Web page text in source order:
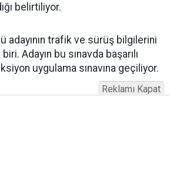
belirtiliyor.
adayının trafik ve sürüş bilgilerini
Adayın bu sınavda başarılı
uygulama sınavına geçiliyor.
Reklamı Kapat